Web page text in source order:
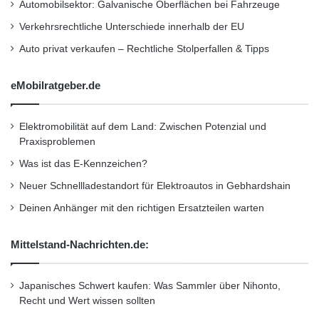
Unternehmensmeldungen
Automobilsektor: Galvanische Oberflächen bei Fahrzeuge
Verkehrsrechtliche Unterschiede innerhalb der EU
Auto privat verkaufen – Rechtliche Stolperfallen & Tipps
eMobilratgeber.de
Elektromobilität auf dem Land: Zwischen Potenzial und
Praxisproblemen
Was ist das E-Kennzeichen?
Neuer Schnellladestandort für Elektroautos in Gebhardshain
Deinen Anhänger mit den richtigen Ersatzteilen warten
Mittelstand-Nachrichten.de:
Japanisches Schwert kaufen: Was Sammler über Nihonto,
Recht und Wert wissen sollten